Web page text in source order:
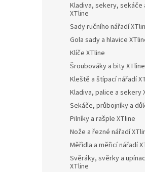
Kladiva, sekery, sekáče
XTline
Sady ručního nářadí
Gola sady a hlavice
Klíče XTline
Šroubováky a bity XTline
Kleště a štípací nářadí
Kladiva, palice a sekery
Sekáče, průbojníky a
Pilníky a rašple XTline
Nože a řezné nářadí
Měřidla a měřicí nářadí
Svěráky, svěrky a
XTline